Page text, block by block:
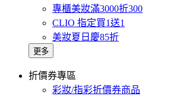
專櫃美妝滿3000折300
CLIO 指定買1送1
美妝夏日慶85折
更多
折價券專區
彩妝/指彩折價券商品